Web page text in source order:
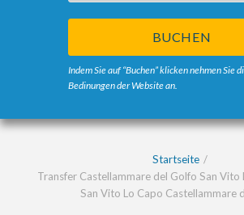
BUCHEN
Indem Sie auf “Buchen” klicken nehmen Sie
Bedinungen der Website an.
Startseite
Transfer Castellammare del Golfo San Vito
San Vito Lo Capo Castellammare